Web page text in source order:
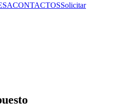
CONTACTOSSolicitar